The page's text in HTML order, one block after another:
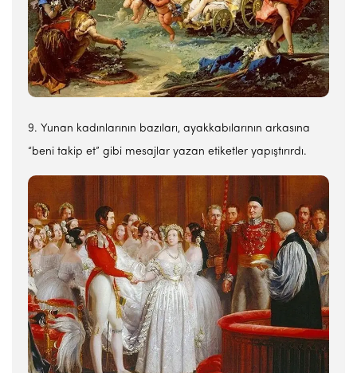
9. Yunan kadınlarının bazıları, ayakkabılarının arkasına
“beni takip et” gibi mesajlar yazan etiketler yapıştırırdı.